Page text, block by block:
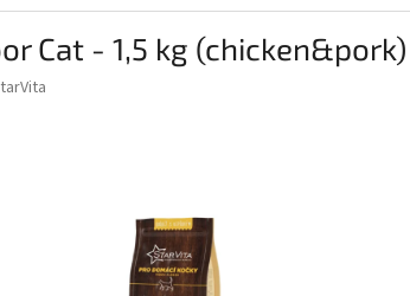
Cat - 1,5 kg (chicken&pork)